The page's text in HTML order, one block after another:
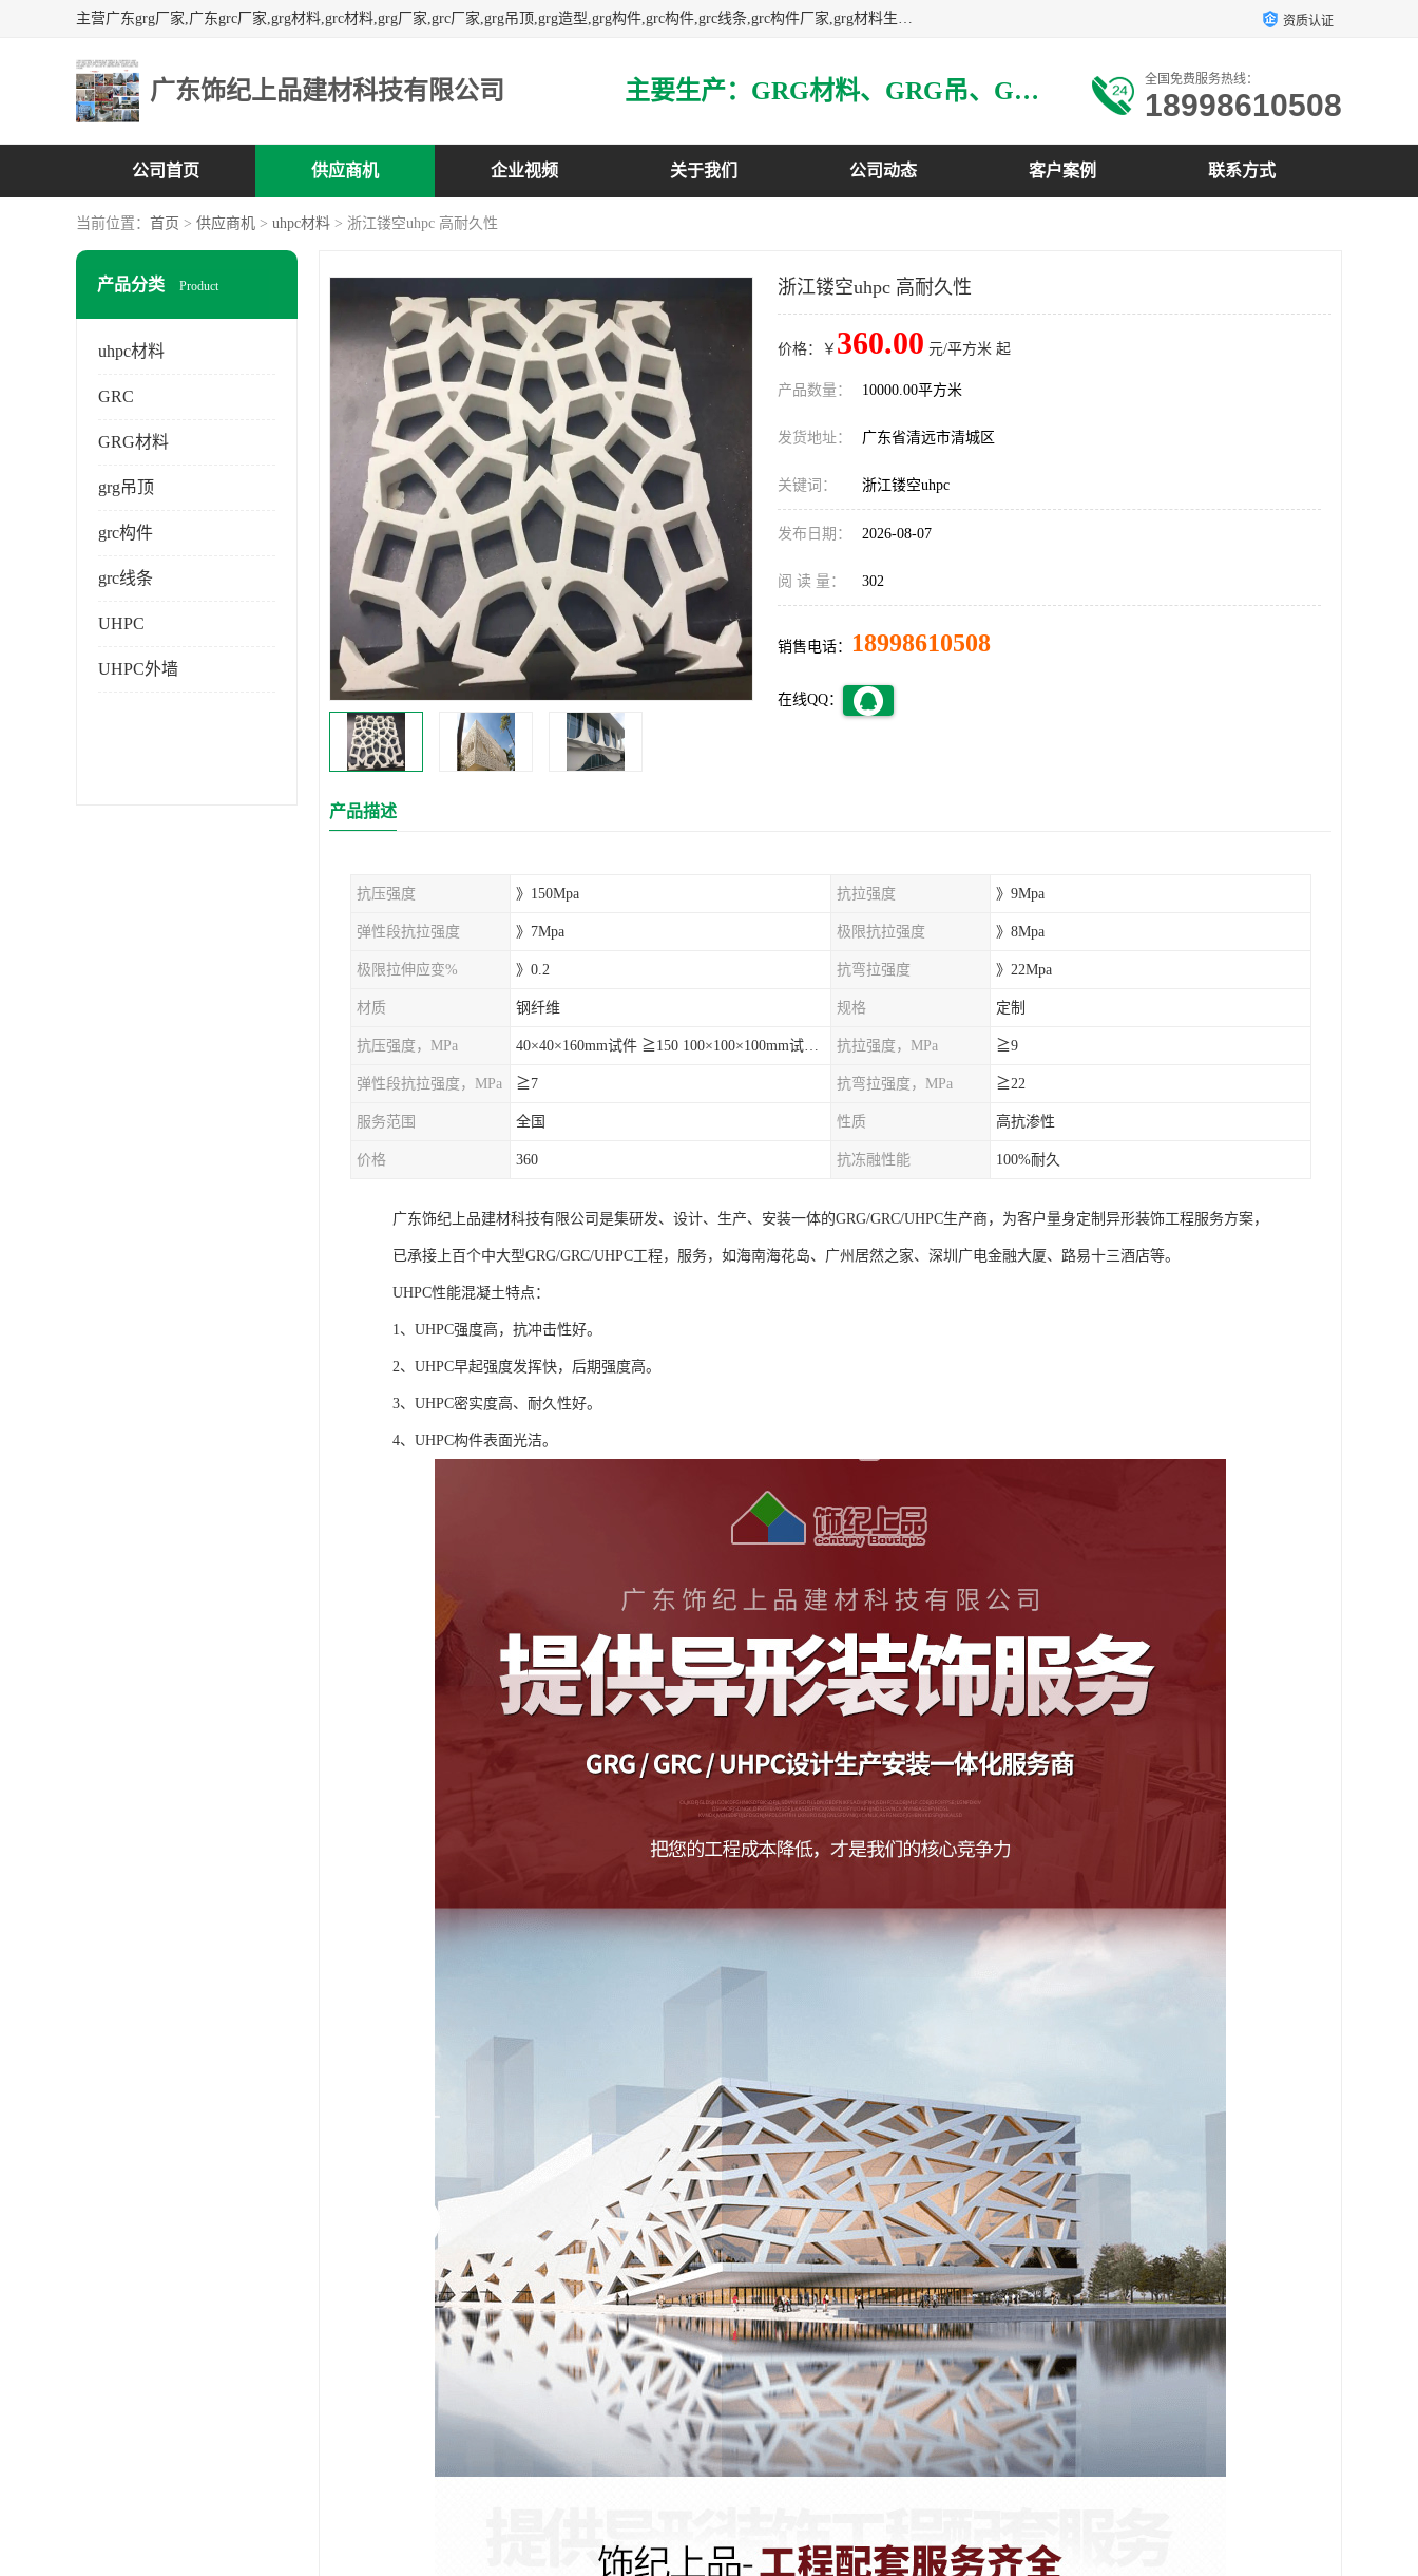
主营广东grg厂家,广东grc厂家,grg材料,grc材料,grg厂家,grc厂家,grg吊顶,grg造型,grg构件,grc构件,grc线条,grc构件厂家,grg材料生产厂家,grg材料定制,uhpc,uhpc厂家,uhpc外墙挂板,uhpc镂空幕墙板,3万平方厂房,如果您对我公司的产品服务感兴趣,请联系我们. 资质认证
广东饰纪上品建材科技有限公司 主要生产：GRG材料、GRG吊、GRG构件、GRG线条、GRG艺术造型、GRG吊材料等 全国免费服务热线：
18998610508
公司首页 供应商机 企业视频 关于我们 公司动态 客户案例 联系方式
当前位置： 首页 > 供应商机 > uhpc材料 > 浙江镂空uhpc 高耐久性
产品分类 Product
uhpc材料
GRC
GRG材料
grg吊顶
grc构件
grc线条
UHPC
UHPC外墙
浙江镂空uhpc 高耐久性
价格：￥ 360.00 元/平方米 起
产品数量： 10000.00平方米
发货地址： 广东省清远市清城区
关键词： 浙江镂空uhpc
发布日期： 2026-08-07
阅 读 量： 302
销售电话： 18998610508
在线QQ：
产品描述
抗压强度 》150Mpa 抗拉强度 》9Mpa
弹性段抗拉强度 》7Mpa 极限抗拉强度 》8Mpa
极限拉伸应变% 》0.2 抗弯拉强度 》22Mpa
材质 钢纤维 规格 定制
抗压强度，MPa 40×40×160mm试件 ≧150 100×100×100mm试件≧120 抗拉强度，MPa ≧9
弹性段抗拉强度，MPa ≧7 抗弯拉强度，MPa ≧22
服务范围 全国 性质 高抗渗性
价格 360 抗冻融性能 100%耐久
广东饰纪上品建材科技有限公司是集研发、设计、生产、安装一体的GRG/GRC/UHPC生产商，为客户量身定制异形装饰工程服务方案，
已承接上百个中大型GRG/GRC/UHPC工程，服务，如海南海花岛、广州居然之家、深圳广电金融大厦、路易十三酒店等。
UHPC性能混凝土特点：
1、UHPC强度高，抗冲击性好。
2、UHPC早起强度发挥快，后期强度高。
3、UHPC密实度高、耐久性好。
4、UHPC构件表面光洁。